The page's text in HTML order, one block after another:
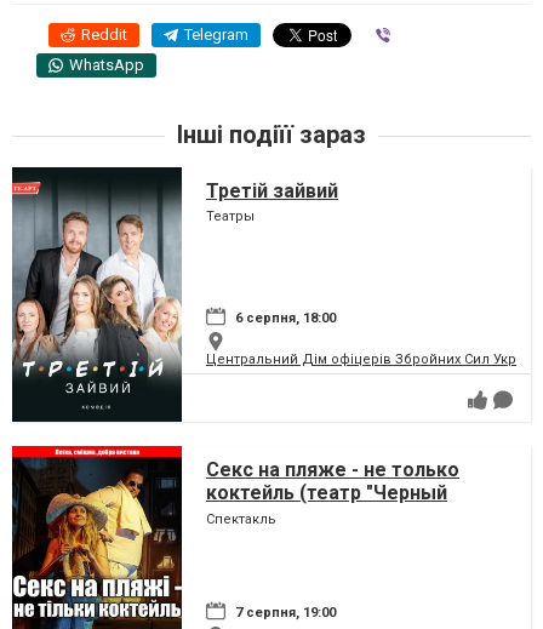
Reddit Telegram
WhatsApp
Інші подіїї зараз
Третій зайвий
Театры
6 серпня, 18:00
Центральний Дім офіцерів Збройних Сил
Секс на пляже - не только
коктейль (театр "Черный
Квадрат")
Спектакль
7 серпня, 19:00